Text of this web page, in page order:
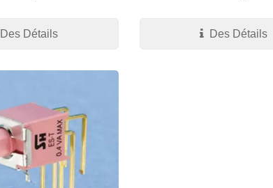
Des Détails Des Détails